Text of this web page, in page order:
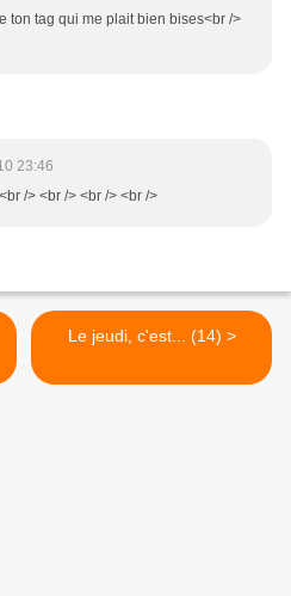
ton tag qui me plait bien bises<br />
23:46
/> <br /> <br /> <br />
Le jeudi, c'est... (14) >